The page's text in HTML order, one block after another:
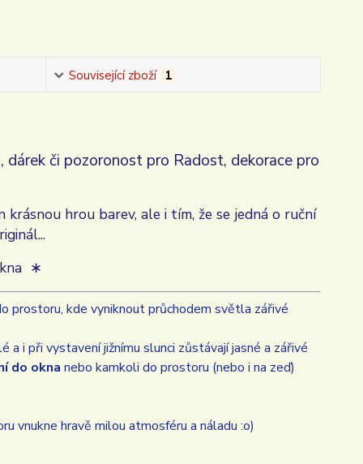
Související zboží 1
či pozoronost pro Radost, dekorace pro
hrou barev, ale i tím, že se jedná o ruční
∗
prostoru, kde vyniknout průchodem světla zářivé
i při vystavení jižnímu slunci zůstávají jasné a zářivé
do okna nebo kamkoli do prostoru (nebo i na zeď)
vnukne hravě milou atmosféru a náladu :o)